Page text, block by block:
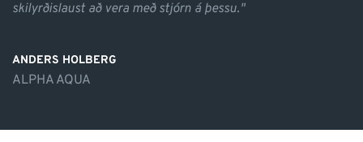
skilyrðislaust að vera með stjórn á þessu."
ANDERS HOLBERG
ALPHA AQUA